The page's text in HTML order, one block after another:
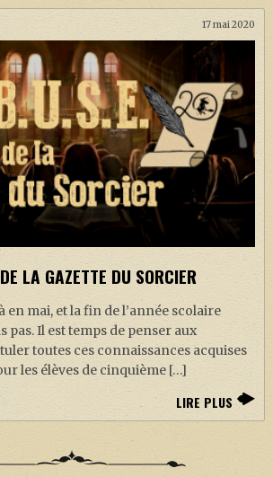
17 mai 2020
LA GAZETTE DU SORCIER
en mai, et la fin de l’année scolaire
pas. Il est temps de penser aux
toutes ces connaissances acquises
les élèves de cinquième […]
LIRE PLUS